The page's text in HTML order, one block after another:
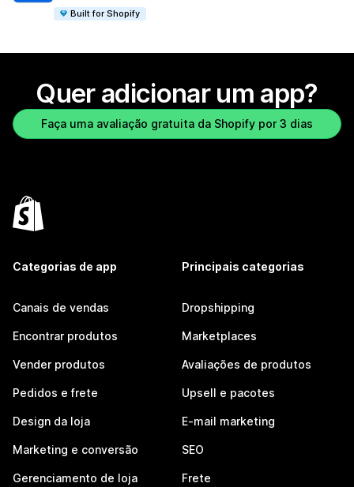
Built for Shopify
Quer adicionar um app?
Faça uma avaliação gratuita da Shopify por 3 dias
Categorias de app
Canais de vendas
Encontrar produtos
Vender produtos
Pedidos e frete
Design da loja
Marketing e conversão
Gerenciamento de loja
Principais categorias
Dropshipping
Marketplaces
Avaliações de produtos
Upsell e pacotes
E-mail marketing
SEO
Frete